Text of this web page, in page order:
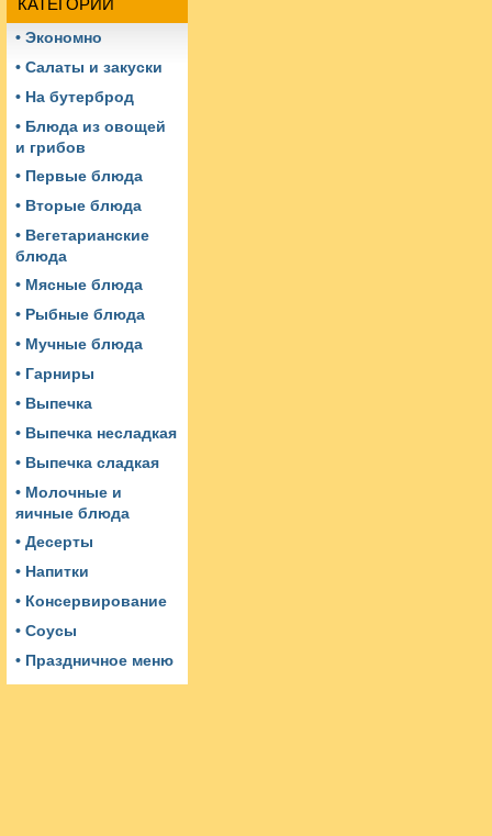
КАТЕГОРИИ
• Экономно
• Салаты и закуски
• На бутерброд
• Блюда из овощей
и грибов
• Первые блюда
• Вторые блюда
• Вегетарианские
блюда
• Мясные блюда
• Рыбные блюда
• Мучные блюда
• Гарниры
• Выпечка
• Выпечка несладкая
• Выпечка сладкая
• Молочные и
яичные блюда
• Десерты
• Напитки
• Консервирование
• Соусы
• Праздничное меню